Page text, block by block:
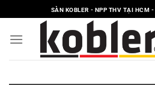
đến
nội
SÀN KOBLER - NPP THV TẠI HCM -